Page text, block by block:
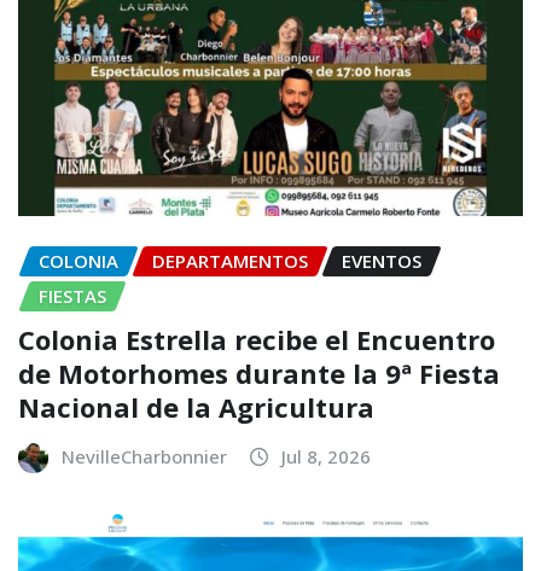
COLONIA DEPARTAMENTOS
EVENTOS
FIESTAS
Colonia Estrella recibe el Encuentro
de Motorhomes durante la 9ª Fiesta
Nacional de la Agricultura
NevilleCharbonnier Jul 8, 2026